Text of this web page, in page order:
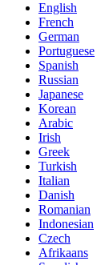
English
French
German
Portuguese
Spanish
Russian
Japanese
Korean
Arabic
Irish
Greek
Turkish
Italian
Danish
Romanian
Indonesian
Czech
Afrikaans